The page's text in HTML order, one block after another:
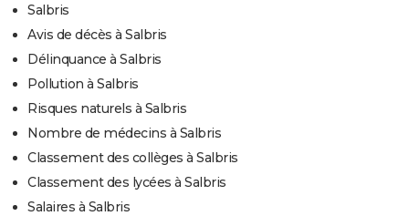
Salbris
Avis de décès à Salbris
Délinquance à Salbris
Pollution à Salbris
Risques naturels à Salbris
Nombre de médecins à Salbris
Classement des collèges à Salbris
Classement des lycées à Salbris
Salaires à Salbris